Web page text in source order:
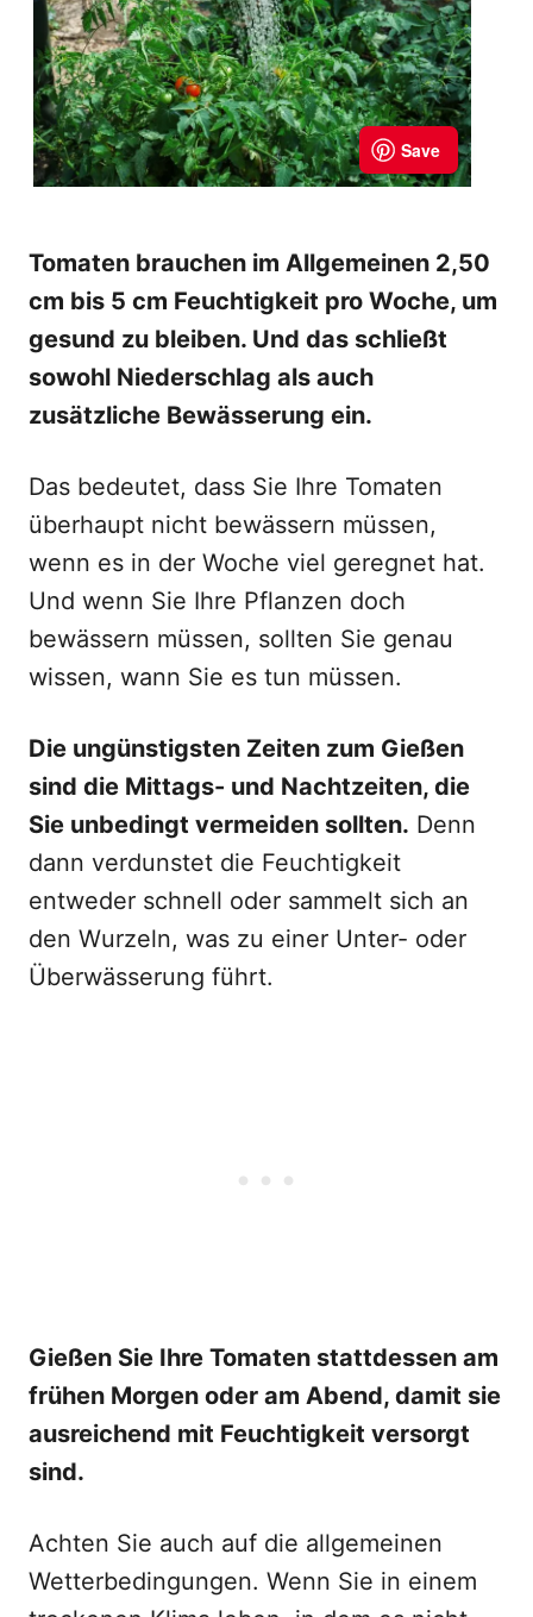
Tomaten brauchen im Allgemeinen 2,50
cm bis 5 cm Feuchtigkeit pro Woche, um
gesund zu bleiben. Und das schließt
sowohl Niederschlag als auch
zusätzliche Bewässerung ein.
Das bedeutet, dass Sie Ihre Tomaten
überhaupt nicht bewässern müssen,
wenn es in der Woche viel geregnet hat.
Und wenn Sie Ihre Pflanzen doch
bewässern müssen, sollten Sie genau
wissen, wann Sie es tun müssen.
Die ungünstigsten Zeiten zum Gießen
sind die Mittags- und Nachtzeiten, die
Sie unbedingt vermeiden sollten. Denn
dann verdunstet die Feuchtigkeit
entweder schnell oder sammelt sich an
den Wurzeln, was zu einer Unter- oder
Überwässerung führt.
Gießen Sie Ihre Tomaten stattdessen am
frühen Morgen oder am Abend, damit sie
ausreichend mit Feuchtigkeit versorgt
sind.
Achten Sie auch auf die allgemeinen
Wetterbedingungen. Wenn Sie in einem